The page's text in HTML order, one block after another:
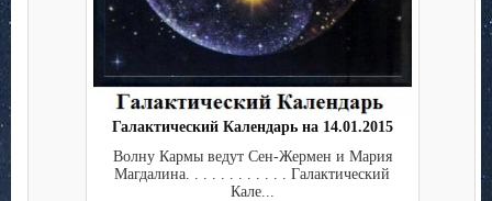
Галактический Календарь на 14.01.2015
Волну Кармы ведут Сен-Жермен и Мария
Магдалина. . . . . . . . . . . . Галактический
Кале...